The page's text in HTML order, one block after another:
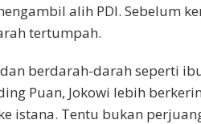
alih PDI. Sebelum
tertumpah.
berdarah-darah seperti
Puan, Jokowi lebih
istana. Tentu bukan